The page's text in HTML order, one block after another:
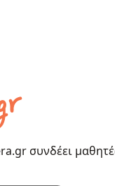
συνδέει